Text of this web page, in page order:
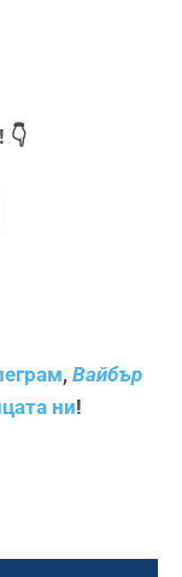
, Вайбър
ни!